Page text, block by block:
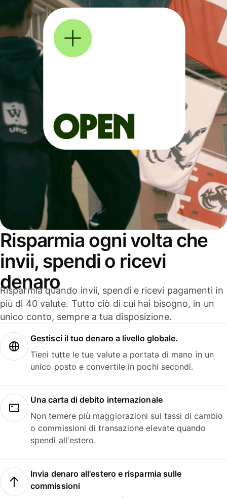
Risparmia ogni volta che
invii, spendi o ricevi
denaro
Risparmia quando invii, spendi e ricevi pagamenti in
più di 40 valute. Tutto ciò di cui hai bisogno, in un
unico conto, sempre a tua disposizione.
Gestisci il tuo denaro a livello globale.
Tieni tutte le tue valute a portata di mano in un
unico posto e convertile in pochi secondi.
Una carta di debito internazionale
Non temere più maggiorazioni sui tassi di cambio
o commissioni di transazione elevate quando
spendi all'estero.
Invia denaro all'estero e risparmia sulle
commissioni